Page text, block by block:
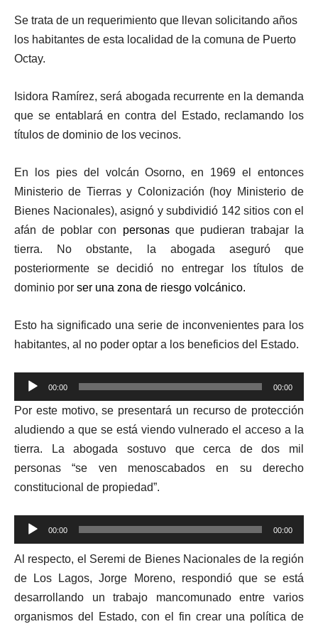
Se trata de un requerimiento que llevan solicitando años
los habitantes de esta localidad de la comuna de Puerto
Octay.
Isidora Ramírez, será abogada recurrente en la demanda
que se entablará en contra del Estado, reclamando los
títulos de dominio de los vecinos.
En los pies del volcán Osorno, en 1969 el entonces
Ministerio de Tierras y Colonización (hoy Ministerio de
Bienes Nacionales), asignó y subdividió 142 sitios con el
afán de poblar con personasque pudieran trabajar la
tierra. No obstante, la abogada aseguró que
posteriormente se decidió no entregar los títulos de
dominio por ser una zona de riesgo volcánico.
Esto ha significado una serie de inconvenientes para los
habitantes, al no poder optar a los beneficios del Estado.
Reproductor
de
audio
00:00 00:00
Por este motivo, se presentará un recurso de protección
aludiendo a que se está viendo vulnerado el acceso a la
tierra. La abogada sostuvo que cerca de dos mil
personas “se ven menoscabados en su derecho
constitucional de propiedad”.
Reproductor
de
audio
00:00 00:00
Al respecto, el Seremi de Bienes Nacionales de la región
de Los Lagos, Jorge Moreno, respondió que se está
desarrollando un trabajo mancomunado entre varios
organismos del Estado, con el fin crear una política de